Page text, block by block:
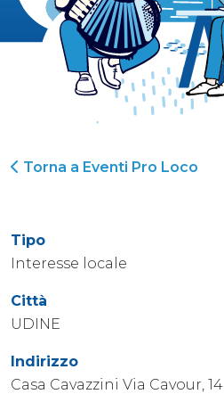
Torna a Eventi Pro Loco
Tipo
Interesse locale
Città
UDINE
Indirizzo
Casa Cavazzini Via Cavour, 14